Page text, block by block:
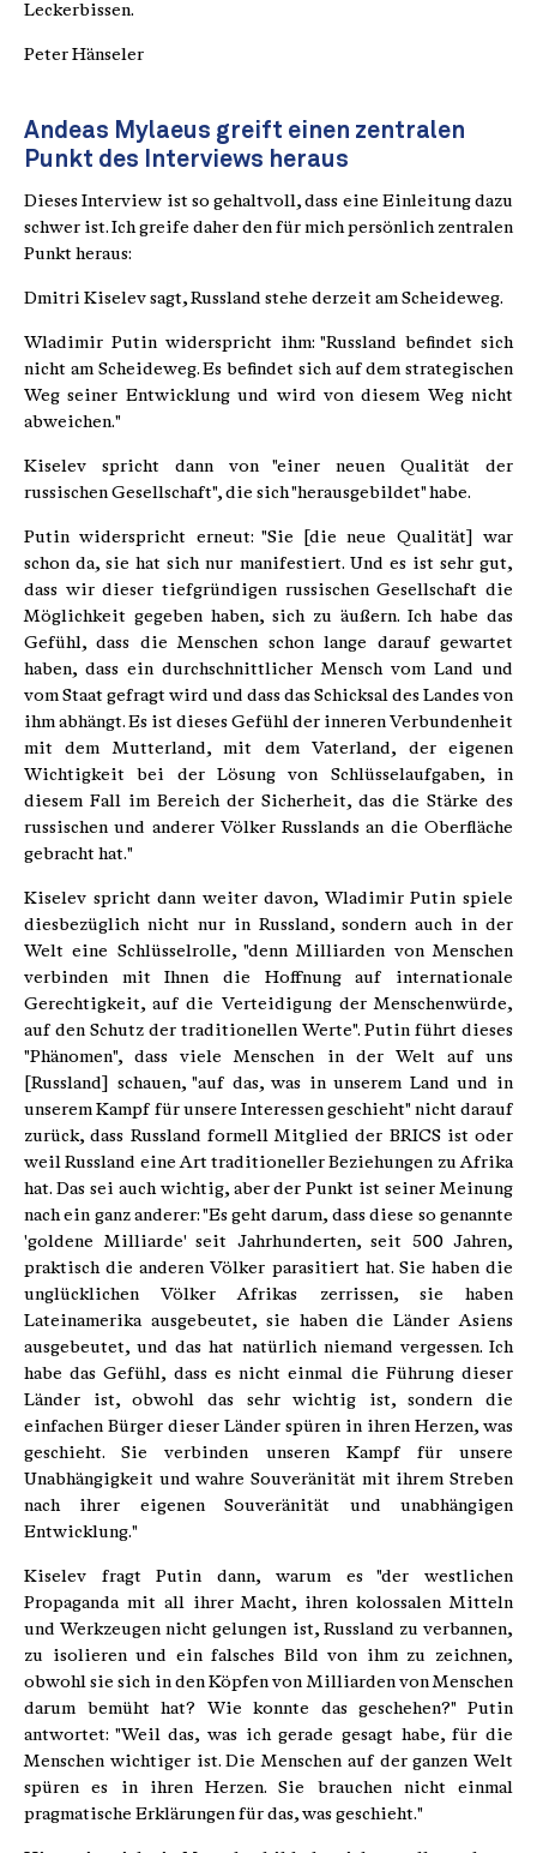
Leckerbissen.
Peter Hänseler
Andeas Mylaeus greift einen zentralen
Punkt des Interviews heraus
Dieses Interview ist so gehaltvoll, dass eine Einleitung dazu
schwer ist. Ich greife daher den für mich persönlich zentralen
Punkt heraus:
Dmitri Kiselev sagt, Russland stehe derzeit am Scheideweg.
Wladimir Putin widerspricht ihm: "Russland befindet sich
nicht am Scheideweg. Es befindet sich auf dem strategischen
Weg seiner Entwicklung und wird von diesem Weg nicht
abweichen."
Kiselev spricht dann von "einer neuen Qualität der
russischen Gesellschaft", die sich "herausgebildet" habe.
Putin widerspricht erneut: "Sie [die neue Qualität] war
schon da, sie hat sich nur manifestiert. Und es ist sehr gut,
dass wir dieser tiefgründigen russischen Gesellschaft die
Möglichkeit gegeben haben, sich zu äußern. Ich habe das
Gefühl, dass die Menschen schon lange darauf gewartet
haben, dass ein durchschnittlicher Mensch vom Land und
vom Staat gefragt wird und dass das Schicksal des Landes von
ihm abhängt. Es ist dieses Gefühl der inneren Verbundenheit
mit dem Mutterland, mit dem Vaterland, der eigenen
Wichtigkeit bei der Lösung von Schlüsselaufgaben, in
diesem Fall im Bereich der Sicherheit, das die Stärke des
russischen und anderer Völker Russlands an die Oberfläche
gebracht hat."
Kiselev spricht dann weiter davon, Wladimir Putin spiele
diesbezüglich nicht nur in Russland, sondern auch in der
Welt eine Schlüsselrolle, "denn Milliarden von Menschen
verbinden mit Ihnen die Hoffnung auf internationale
Gerechtigkeit, auf die Verteidigung der Menschenwürde,
auf den Schutz der traditionellen Werte". Putin führt dieses
"Phänomen", dass viele Menschen in der Welt auf uns
[Russland] schauen, "auf das, was in unserem Land und in
unserem Kampf für unsere Interessen geschieht" nicht darauf
zurück, dass Russland formell Mitglied der BRICS ist oder
weil Russland eine Art traditioneller Beziehungen zu Afrika
hat. Das sei auch wichtig, aber der Punkt ist seiner Meinung
nach ein ganz anderer: "Es geht darum, dass diese so genannte
'goldene Milliarde' seit Jahrhunderten, seit 500 Jahren,
praktisch die anderen Völker parasitiert hat. Sie haben die
unglücklichen Völker Afrikas zerrissen, sie haben
Lateinamerika ausgebeutet, sie haben die Länder Asiens
ausgebeutet, und das hat natürlich niemand vergessen. Ich
habe das Gefühl, dass es nicht einmal die Führung dieser
Länder ist, obwohl das sehr wichtig ist, sondern die
einfachen Bürger dieser Länder spüren in ihren Herzen, was
geschieht. Sie verbinden unseren Kampf für unsere
Unabhängigkeit und wahre Souveränität mit ihrem Streben
nach ihrer eigenen Souveränität und unabhängigen
Entwicklung."
Kiselev fragt Putin dann, warum es "der westlichen
Propaganda mit all ihrer Macht, ihren kolossalen Mitteln
und Werkzeugen nicht gelungen ist, Russland zu verbannen,
zu isolieren und ein falsches Bild von ihm zu zeichnen,
obwohl sie sich in den Köpfen von Milliarden von Menschen
darum bemüht hat? Wie konnte das geschehen?" Putin
antwortet: "Weil das, was ich gerade gesagt habe, für die
Menschen wichtiger ist. Die Menschen auf der ganzen Welt
spüren es in ihren Herzen. Sie brauchen nicht einmal
pragmatische Erklärungen für das, was geschieht."